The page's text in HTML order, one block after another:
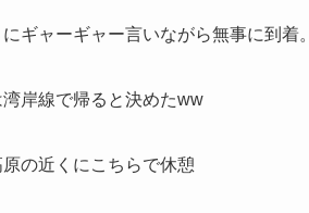
ギャーギャー言いながら無事に到着。
湾岸線で帰ると決めたww
の近くにこちらで休憩